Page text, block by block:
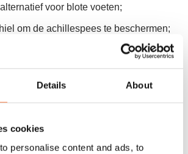
Details About
cookies
personalise content and ads, to
voor blote voeten;
om de achillespees te beschermen;
van de hiel voorkomt verdraaien;
Blauw;
Polyester, 14% Nylon, 7% elasthaan.
antislip sokken komen als volgt